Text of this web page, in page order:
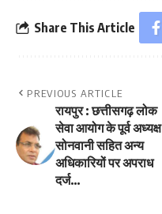
Share This Article
PREVIOUS ARTICLE
रायपुर : छत्तीसगढ़ लोक
सेवा आयोग के पूर्व अध्यक्ष
सोनवानी सहित अन्य
अधिकारियों पर अपराध
दर्ज…